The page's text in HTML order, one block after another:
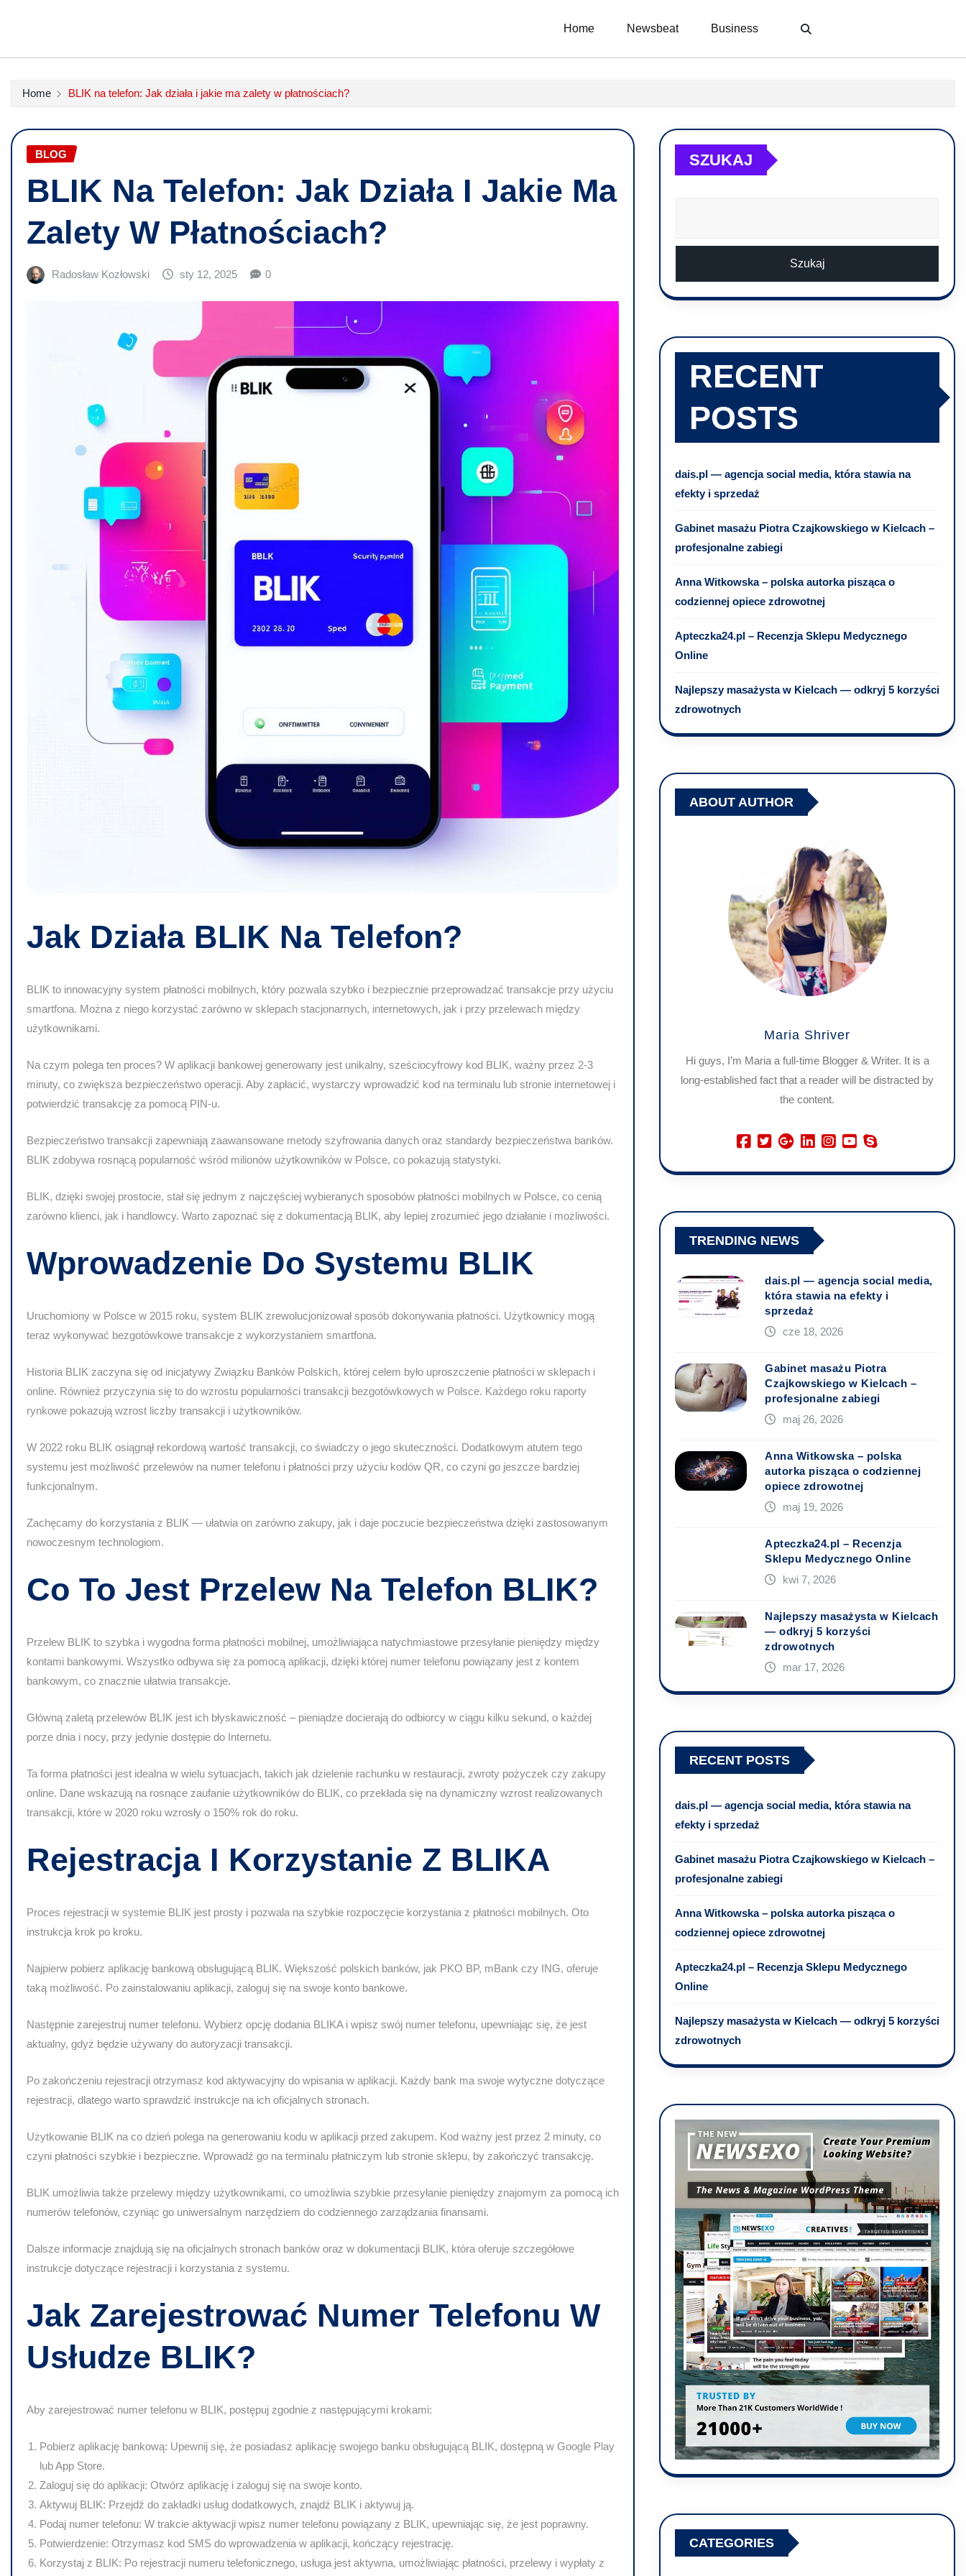
Home Newsbeat Business
Home BLIK na telefon: Jak działa i jakie ma zalety w płatnościach?
BLOG
BLIK Na Telefon: Jak Działa I Jakie Ma
Zalety W Płatnościach?
Radosław Kozłowski sty 12, 2025 0
Jak Działa BLIK Na Telefon?
BLIK to innowacyjny system płatności mobilnych, który pozwala szybko i bezpiecznie przeprowadzać transakcje przy użyciu
smartfona. Można z niego korzystać zarówno w sklepach stacjonarnych, internetowych, jak i przy przelewach między
użytkownikami.
Na czym polega ten proces? W aplikacji bankowej generowany jest unikalny, sześciocyfrowy kod BLIK, ważny przez 2-3
minuty, co zwiększa bezpieczeństwo operacji. Aby zapłacić, wystarczy wprowadzić kod na terminalu lub stronie internetowej i
potwierdzić transakcję za pomocą PIN-u.
Bezpieczeństwo transakcji zapewniają zaawansowane metody szyfrowania danych oraz standardy bezpieczeństwa banków.
BLIK zdobywa rosnącą popularność wśród milionów użytkowników w Polsce, co pokazują statystyki.
BLIK, dzięki swojej prostocie, stał się jednym z najczęściej wybieranych sposobów płatności mobilnych w Polsce, co cenią
zarówno klienci, jak i handlowcy. Warto zapoznać się z dokumentacją BLIK, aby lepiej zrozumieć jego działanie i możliwości.
Wprowadzenie Do Systemu BLIK
Uruchomiony w Polsce w 2015 roku, system BLIK zrewolucjonizował sposób dokonywania płatności. Użytkownicy mogą
teraz wykonywać bezgotówkowe transakcje z wykorzystaniem smartfona.
Historia BLIK zaczyna się od inicjatywy Związku Banków Polskich, której celem było uproszczenie płatności w sklepach i
online. Również przyczynia się to do wzrostu popularności transakcji bezgotówkowych w Polsce. Każdego roku raporty
rynkowe pokazują wzrost liczby transakcji i użytkowników.
W 2022 roku BLIK osiągnął rekordową wartość transakcji, co świadczy o jego skuteczności. Dodatkowym atutem tego
systemu jest możliwość przelewów na numer telefonu i płatności przy użyciu kodów QR, co czyni go jeszcze bardziej
funkcjonalnym.
Zachęcamy do korzystania z BLIK — ułatwia on zarówno zakupy, jak i daje poczucie bezpieczeństwa dzięki zastosowanym
nowoczesnym technologiom.
Co To Jest Przelew Na Telefon BLIK?
Przelew BLIK to szybka i wygodna forma płatności mobilnej, umożliwiająca natychmiastowe przesyłanie pieniędzy między
kontami bankowymi. Wszystko odbywa się za pomocą aplikacji, dzięki której numer telefonu powiązany jest z kontem
bankowym, co znacznie ułatwia transakcje.
Główną zaletą przelewów BLIK jest ich błyskawiczność – pieniądze docierają do odbiorcy w ciągu kilku sekund, o każdej
porze dnia i nocy, przy jedynie dostępie do Internetu.
Ta forma płatności jest idealna w wielu sytuacjach, takich jak dzielenie rachunku w restauracji, zwroty pożyczek czy zakupy
online. Dane wskazują na rosnące zaufanie użytkowników do BLIK, co przekłada się na dynamiczny wzrost realizowanych
transakcji, które w 2020 roku wzrosły o 150% rok do roku.
Rejestracja I Korzystanie Z BLIKA
Proces rejestracji w systemie BLIK jest prosty i pozwala na szybkie rozpoczęcie korzystania z płatności mobilnych. Oto
instrukcja krok po kroku.
Najpierw pobierz aplikację bankową obsługującą BLIK. Większość polskich banków, jak PKO BP, mBank czy ING, oferuje
taką możliwość. Po zainstalowaniu aplikacji, zaloguj się na swoje konto bankowe.
Następnie zarejestruj numer telefonu. Wybierz opcję dodania BLIKA i wpisz swój numer telefonu, upewniając się, że jest
aktualny, gdyż będzie używany do autoryzacji transakcji.
Po zakończeniu rejestracji otrzymasz kod aktywacyjny do wpisania w aplikacji. Każdy bank ma swoje wytyczne dotyczące
rejestracji, dlatego warto sprawdzić instrukcje na ich oficjalnych stronach.
Użytkowanie BLIK na co dzień polega na generowaniu kodu w aplikacji przed zakupem. Kod ważny jest przez 2 minuty, co
czyni płatności szybkie i bezpieczne. Wprowadź go na terminalu płatniczym lub stronie sklepu, by zakończyć transakcję.
BLIK umożliwia także przelewy między użytkownikami, co umożliwia szybkie przesyłanie pieniędzy znajomym za pomocą ich
numerów telefonów, czyniąc go uniwersalnym narzędziem do codziennego zarządzania finansami.
Dalsze informacje znajdują się na oficjalnych stronach banków oraz w dokumentacji BLIK, która oferuje szczegółowe
instrukcje dotyczące rejestracji i korzystania z systemu.
Jak Zarejestrować Numer Telefonu W
Usłudze BLIK?
Aby zarejestrować numer telefonu w BLIK, postępuj zgodnie z następującymi krokami:
Pobierz aplikację bankową: Upewnij się, że posiadasz aplikację swojego banku obsługującą BLIK, dostępną w Google Play
lub App Store.
Zaloguj się do aplikacji: Otwórz aplikację i zaloguj się na swoje konto.
Aktywuj BLIK: Przejdź do zakładki usług dodatkowych, znajdź BLIK i aktywuj ją.
Podaj numer telefonu: W trakcie aktywacji wpisz numer telefonu powiązany z BLIK, upewniając się, że jest poprawny.
Potwierdzenie: Otrzymasz kod SMS do wprowadzenia w aplikacji, kończący rejestrację.
Korzystaj z BLIK: Po rejestracji numeru telefonicznego, usługa jest aktywna, umożliwiając płatności, przelewy i wypłaty z
SZUKAJ
Szukaj
RECENT
POSTS
dais.pl — agencja social media, która stawia na
efekty i sprzedaż
Gabinet masażu Piotra Czajkowskiego w Kielcach –
profesjonalne zabiegi
Anna Witkowska – polska autorka pisząca o
codziennej opiece zdrowotnej
Apteczka24.pl – Recenzja Sklepu Medycznego
Online
Najlepszy masażysta w Kielcach — odkryj 5 korzyści
zdrowotnych
ABOUT AUTHOR
Maria Shriver
Hi guys, I’m Maria a full-time Blogger & Writer. It is a
long-established fact that a reader will be distracted by
the content.
TRENDING NEWS
dais.pl — agencja social media,
która stawia na efekty i
sprzedaż
cze 18, 2026
Gabinet masażu Piotra
Czajkowskiego w Kielcach –
profesjonalne zabiegi
maj 26, 2026
Anna Witkowska – polska
autorka pisząca o codziennej
opiece zdrowotnej
maj 19, 2026
Apteczka24.pl – Recenzja
Sklepu Medycznego Online
kwi 7, 2026
Najlepszy masażysta w Kielcach
— odkryj 5 korzyści
zdrowotnych
mar 17, 2026
RECENT POSTS
dais.pl — agencja social media, która stawia na
efekty i sprzedaż
Gabinet masażu Piotra Czajkowskiego w Kielcach –
profesjonalne zabiegi
Anna Witkowska – polska autorka pisząca o
codziennej opiece zdrowotnej
Apteczka24.pl – Recenzja Sklepu Medycznego
Online
Najlepszy masażysta w Kielcach — odkryj 5 korzyści
zdrowotnych
CATEGORIES